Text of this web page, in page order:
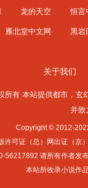
龙的天空 恒言
雁北堂中文网 黑岩
关于我们
所有 本站提供都市， 玄
并致
Copyright © 2012-
许可证（总）网出证（京
56217892 请所有作者发
本站所收录小说作